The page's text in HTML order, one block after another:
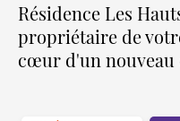
Résidence Les
propriétaire de
cœur d'un nouveau